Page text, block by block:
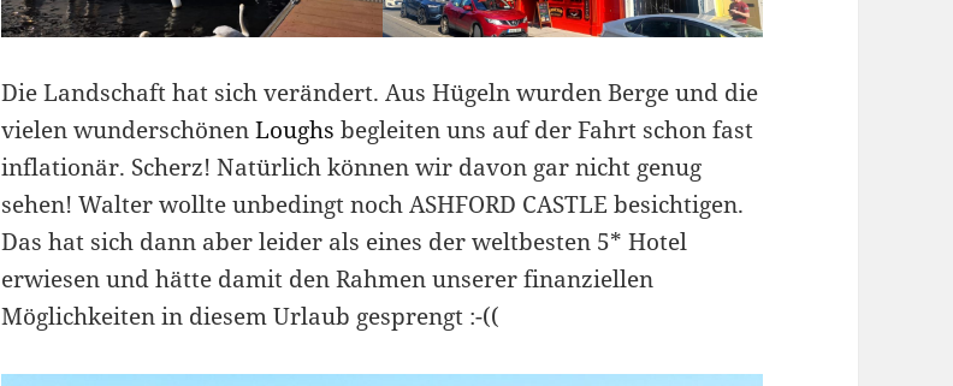
Die Landschaft hat sich verändert. Aus Hügeln wurden Berge und die
vielen wunderschönenLoughsbegleiten uns auf der Fahrt schon fast
inflationär. Scherz! Natürlich können wir davon gar nicht genug
sehen! Walter wollte unbedingt noch ASHFORD CASTLE besichtigen.
Das hat sich dann aber leider als eines der weltbesten 5* Hotel
erwiesen und hätte damit den Rahmen unserer finanziellen
Möglichkeiten in diesem Urlaub gesprengt :-((